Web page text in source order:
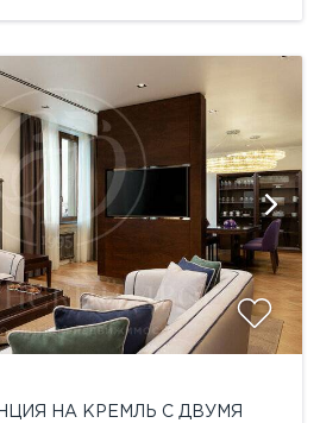
НА КРЕМЛЬ С ДВУМЯ